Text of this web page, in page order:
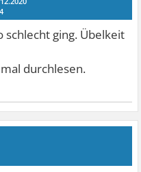
4
schlecht ging. Übelkeit
durchlesen.